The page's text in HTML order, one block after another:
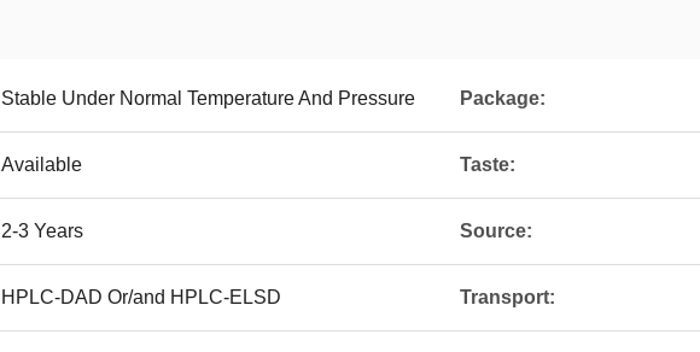
Stable Under Normal Temperature And Pressure Package:
Available Taste:
2-3 Years Source:
HPLC-DAD Or/and HPLC-ELSD Transport: